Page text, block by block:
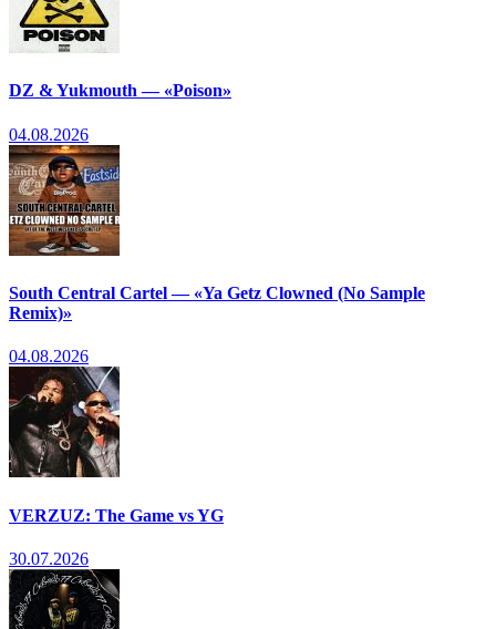
DZ & Yukmouth — «Poison»
04.08.2026
South Central Cartel — «Ya Getz Clowned (No Sample
Remix)»
04.08.2026
VERZUZ: The Game vs YG
30.07.2026